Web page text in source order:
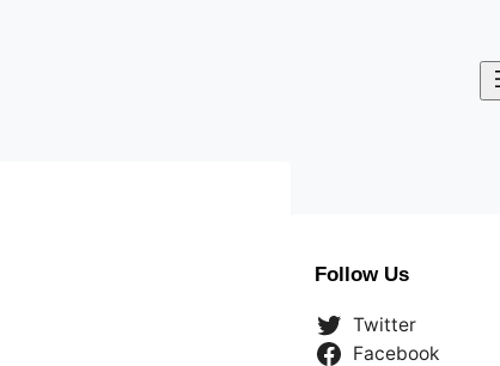
Follow Us
Twitter
Facebook